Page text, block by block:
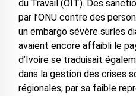
du Travail (OIT). Des
par l’ONU contre des
un embargo sévère surles
avaient encore affaibli le
d’Ivoire se traduisait
dans la gestion des crises
régionales, par sa faible